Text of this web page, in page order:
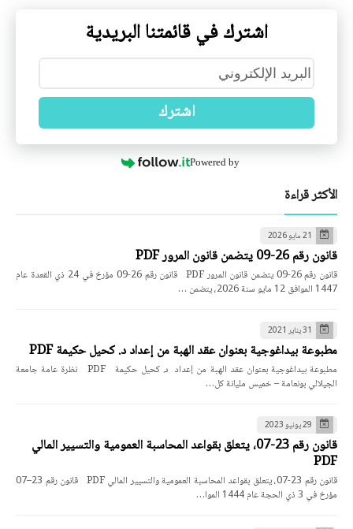
اشترك في قائمتنا البريدية
اشترك
Powered by
الأكثر قراءة
21 مايو 2026
قانون رقم 26-09 يتضمن قانون المرور PDF
قانون رقم 26-09 يتضمن قانون المرور PDF قانون رقم 26-09 مؤرخ في 24 ذي القعدة عام
1447 الموافق 12 مايو سنة 2026، يتضمن …
31 يناير 2021
مطبوعة بيداغوجية بعنوان عقد الهبة من إعداد د. كحيل حكيمة PDF
مطبوعة بيداغوجية بعنوان عقد الهبة من إعداد د. كحيل حكيمة PDF نظرة عامة جامعة
الجيلالي بونعامة – خميس مليانة كل…
29 يونيو 2023
قانون رقم 23-07، يتعلق بقواعد المحاسبة العمومية والتسيير المالي
PDF
قانون رقم 23-07، يتعلق بقواعد المحاسبة العمومية والتسيير المالي PDF قانون رقم 23–07
مؤرخ في 3 ذي الحجة عام 1444 الموا…